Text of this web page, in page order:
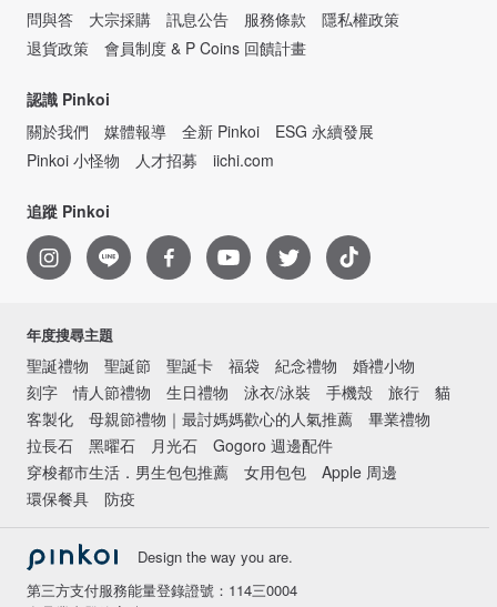
問與答
大宗採購 訊息公告 服務條款
隱私權政策
退貨政策
會員制度 & P Coins 回饋計畫
認識 Pinkoi
關於我們
媒體報導 全新 Pinkoi
ESG 永續發展
Pinkoi 小怪物
人才招募 iichi.com
追蹤 Pinkoi
年度搜尋主題
聖誕禮物 聖誕節 聖誕卡 福袋 紀念禮物
婚禮小物
刻字
情人節禮物 生日禮物 泳衣/泳裝 手機殼 旅行
貓
客製化
母親節禮物｜最討媽媽歡心的人氣推薦
畢業禮物
拉長石
黑曜石 月光石
Gogoro 週邊配件
穿梭都市生活．男生包包推薦
女用包包
Apple 周邊
環保餐具
防疫
Design the way you are.
第三方支付服務能量登錄證號：114三0004